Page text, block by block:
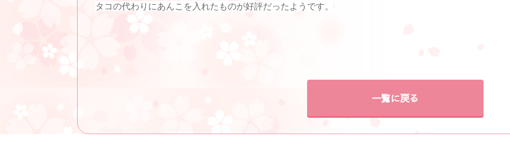
タコの代わりにあんこを入れたものが好評だったようです。
一覧に戻る